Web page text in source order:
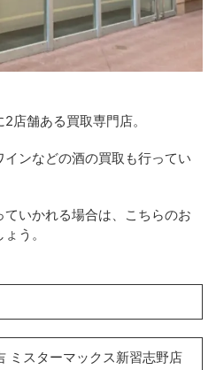
店舗ある買取専門店。
ンなどの酒の買取も行ってい
いかれる場合は、こちらのお
う。
ミスターマックス新習志野店